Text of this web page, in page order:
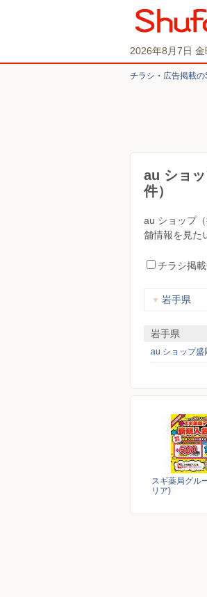
2026年8月7日 金
チラシ・​広告掲載の​
au ショ
件）
au ショップ
舗情報を見た
チラシ掲
岩手県
岩手県
au ショップ盛
スギ薬局グル
リア)